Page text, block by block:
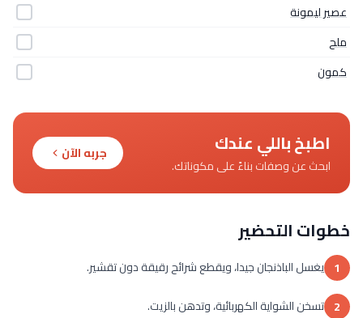
عصير ليمونة
ملح
كمون
اطبخ باللي عندك
ابحث عن وصفات بناءً على مكوناتك.
جربه الآن
خطوات التحضير
1 يغسل الباذنجان جيدا، ويقطع شرائح رقيقة دون تقشير.
2 تسخن الشواية الكهربائية، وتدهن بالزيت.